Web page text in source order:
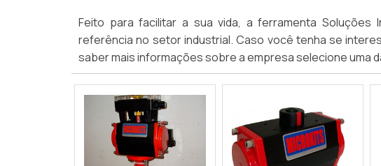
Feito para facilitar a sua vida, a ferramenta Soluções
referência no setor industrial. Caso você tenha se
saber mais informações sobre a empresa selecione uma